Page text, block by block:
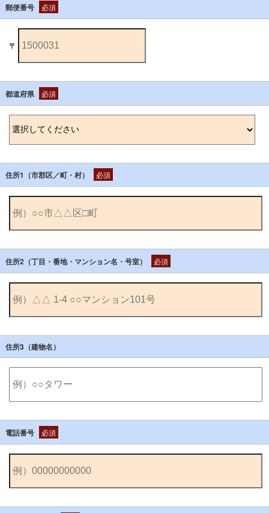
郵便番号 必須
〒
都道府県 必須
住所1（市郡区／町・村） 必須
住所2（丁目・番地・マンション名・号室） 必須
住所3（建物名）
電話番号 必須